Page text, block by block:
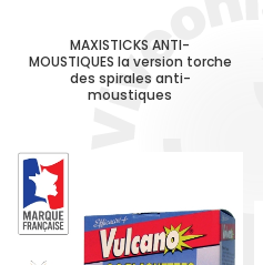
MAXISTICKS ANTI-
MOUSTIQUES la version torche
des spirales anti-
moustiques